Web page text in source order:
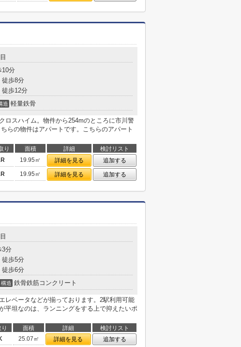
10分
徒歩8分
徒歩12分
造 軽量鉄骨
ロスハイム。物件から254mのところに市川警
らの物件はアパートです。こちらのアパート
り 面積 詳細
検討リスト
19.95㎡ 詳細を見る
追加する
19.95㎡ 詳細を見る 追加する
3分
徒歩5分
徒歩6分
構造 鉄骨鉄筋コンクリート
レベータなどが揃っております。2駅利用可能
平坦なのは、ランニングをする上で抑えたいポ
面積 詳細
検討リスト
25.07㎡ 詳細を見る 追加する